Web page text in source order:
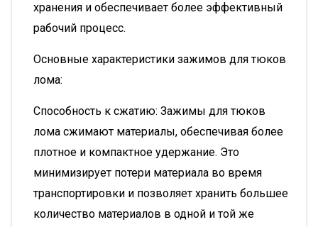
хранения и обеспечивает более эффективный
рабочий процесс.
Основные характеристики зажимов для тюков
лома:
Способность к сжатию: Зажимы для тюков
лома сжимают материалы, обеспечивая более
плотное и компактное удержание. Это
минимизирует потери материала во время
транспортировки и позволяет хранить большее
количество материалов в одной и той же